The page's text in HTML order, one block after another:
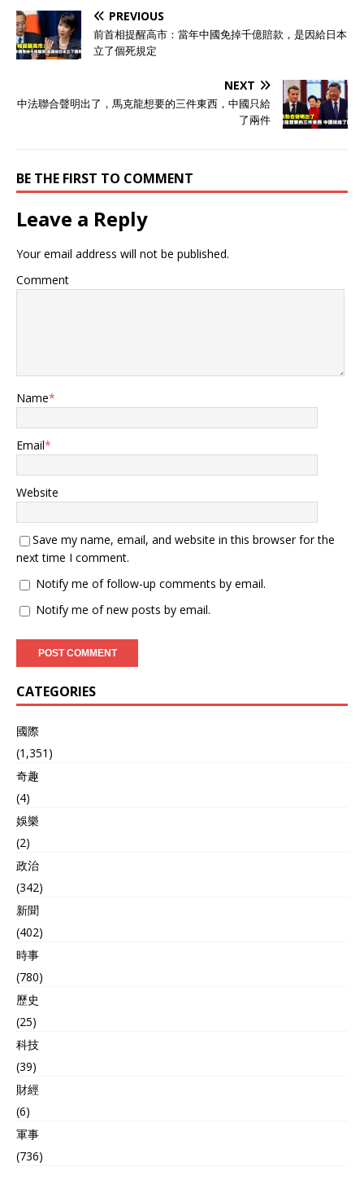
情，他在行政令中直指印
度“直接或间接进口俄罗斯石
油”，声称印度“在为战争机
印度留出21天窗口期，剑指
采取一切必要措施维护国家
利益。 耐人寻味的是，当
记者在同日追问特朗普“是否
计划对中国征收新关税”时，
入短暂沉默，最终只抛出一
句模棱两可的回应：“这可能
发生！”与对印度的雷厉风行
已将印度贴上“贸易不公平行
为者”的标签，尤其不满印度
2024年创造的458亿美元对
美贸易顺差。 但此次关税
升级的核心导火索，直指印
度拒绝配合西方孤立俄罗斯
的能源政策。 印度外交部
在反击声明中揭露了西方的
双标：2024年欧盟与俄罗斯
的商品贸易额高达675亿欧
元，美国也持续进口俄罗斯
核工业原料和钯金，却对印
必要进口横加指责。 而如
今，这场经济冲击波已经显
现，不过更深远的影响在于
战略互信的崩塌——印度曾
被视为美国“印太战略”的关
键支柱，如今却在关税大棒
下沦为与巴西同级的“惩罚对
象”。 不过就在特朗普关税
启动了对华关系解冻程序。
莫迪访华行程的曝光绝非孤
列外交接触的高潮，细数这
些信号：印度时隔五年恢复
向中国公民发放旅游签证；
国防部长辛格与外长苏杰生
先后实现五年来首次访华；
两国政府更就加快恢复直航
航班达成共识，这些动作勾
勒出一条清晰的外交曲线。
印度转向东方的驱动力，部
分源于被西方盟友背弃的痛
中公然将停火功劳归于自
身，引发新德里强烈不满。
美国一边要求印度购买高价
武器、增加军费分摊，却未
兑现贸易承诺，使印度在美
日印澳“四方安全对话”中的
角色日益尴尬。 而更深层的
吸引力来自经济现实：印度
电子产业80%的稀土依赖中
国供应，2023-2024财年从
50%，一位印度高官坦
承：“想深入供应链，必须和
PREVIOUS
前首相提醒高市：當年中國免掉千億賠款，是因給日本
立了個死規定
NEXT
中法聯合聲明出了，馬克龍想要的三件東西，中國只給
了兩件
BE THE FIRST TO COMMENT
Leave a Reply
Your email address will not be published.
Comment
Name*
Email*
Website
Save my name, email, and website in this browser for the
next time I comment.
Notify me of follow-up comments by email.
Notify me of new posts by email.
CATEGORIES
國際
(1,351)
奇趣
(4)
娛樂
(2)
政治
(342)
新聞
(402)
時事
(780)
歷史
(25)
科技
(39)
財經
(6)
軍事
(736)